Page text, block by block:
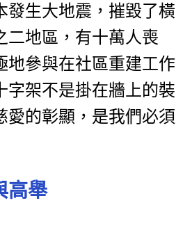
發生大地震，摧毀了橫
二地區，有十萬人喪
地參與在社區重建工作
字架不是掛在牆上的裝
愛的彰顯，是我們必須
高舉